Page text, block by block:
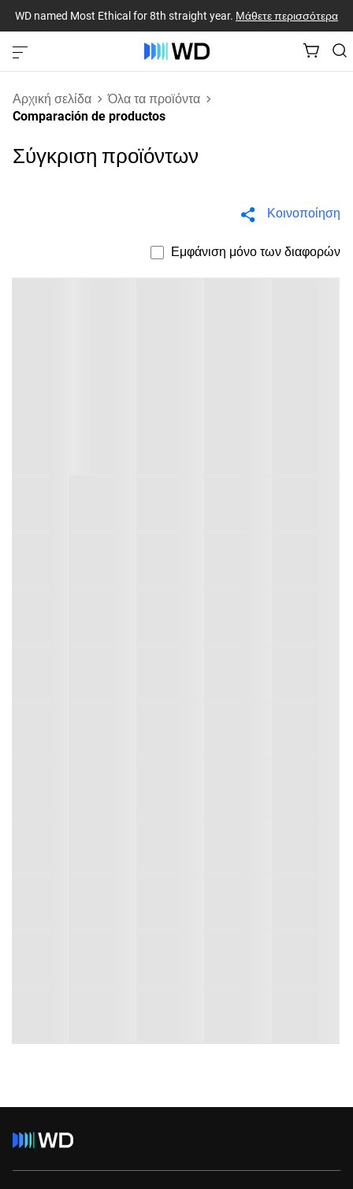
WD named Most Ethical for 8th straight year. Μάθετε περισσότερα
Αρχική σελίδα
Όλα τα προϊόντα
Comparación de productos
Σύγκριση προϊόντων
Κοινοποίηση
Εμφάνιση μόνο των διαφορών